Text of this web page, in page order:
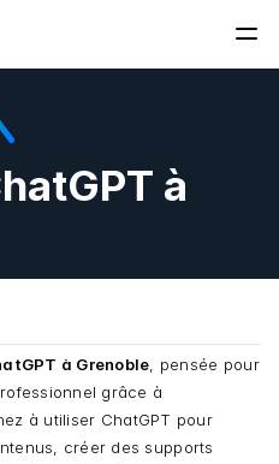
à Grenoble , pensée pour
grâce à
à utiliser ChatGPT pour
créer des supports
à